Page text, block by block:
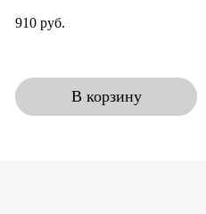
910 руб.
В корзину